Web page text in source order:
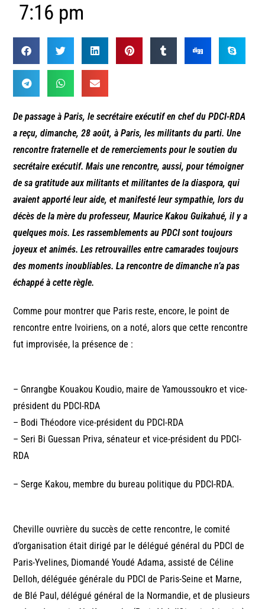
7:16 pm
De passage à Paris, le secrétaire exécutif en chef du PDCI-RDA
a reçu, dimanche, 28 août, à Paris, les militants du parti. Une
rencontre fraternelle et de remerciements pour le soutien du
secrétaire exécutif. Mais une rencontre, aussi, pour témoigner
de sa gratitude aux militants et militantes de la diaspora, qui
avaient apporté leur aide, et manifesté leur sympathie, lors du
décès de la mère du professeur, Maurice Kakou Guikahué, il y a
quelques mois. Les rassemblements au PDCI sont toujours
joyeux et animés. Les retrouvailles entre camarades toujours
des moments inoubliables. La rencontre de dimanche n’a pas
échappé à cette règle.
Comme pour montrer que Paris reste, encore, le point de
rencontre entre Ivoiriens, on a noté, alors que cette rencontre
fut improvisée, la présence de :
– Gnrangbe Kouakou Koudio, maire de Yamoussoukro et vice-
président du PDCI-RDA
– Bodi Théodore vice-président du PDCI-RDA
– Seri Bi Guessan Priva, sénateur et vice-président du PDCI-
RDA
– Serge Kakou, membre du bureau politique du PDCI-RDA.
Cheville ouvrière du succès de cette rencontre, le comité
d’organisation était dirigé par le délégué général du PDCI de
Paris-Yvelines, Diomandé Youdé Adama, assisté de Céline
Delloh, déléguée générale du PDCI de Paris-Seine et Marne,
de Blé Paul, délégué général de la Normandie, et de plusieurs